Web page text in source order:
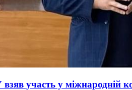
участь у міжнародній